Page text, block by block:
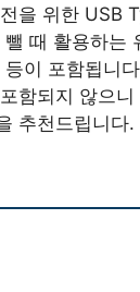
을 위한 USB
때 활용하는
이 포함됩니
함되지 않으니
추천드립니다.